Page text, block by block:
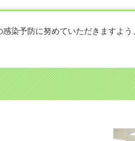
染予防に努めていただきますよう